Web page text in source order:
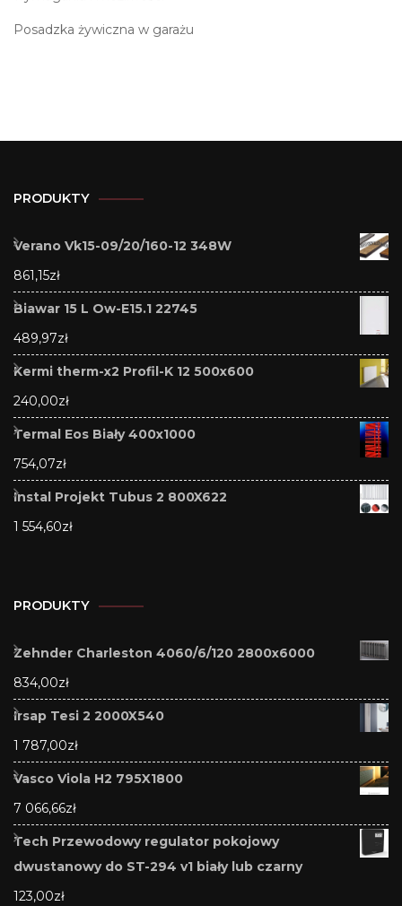
Posadzka żywiczna w garażu
PRODUKTY
Verano Vk15-09/20/160-12 348W
861,15zł
Biawar 15 L Ow-E15.1 22745
489,97zł
Kermi therm-x2 Profil-K 12 500x600
240,00zł
Termal Eos Biały 400x1000
754,07zł
Instal Projekt Tubus 2 800X622
1 554,60zł
PRODUKTY
Zehnder Charleston 4060/6/120 2800x6000
834,00zł
Irsap Tesi 2 2000X540
1 787,00zł
Vasco Viola H2 795X1800
7 066,66zł
Tech Przewodowy regulator pokojowy
dwustanowy do ST-294 v1 biały lub czarny
123,00zł